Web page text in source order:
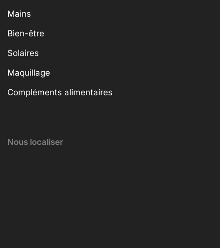
Mains
Bien-être
Solaires
Maquillage
Compléments alimentaires
Nous localiser